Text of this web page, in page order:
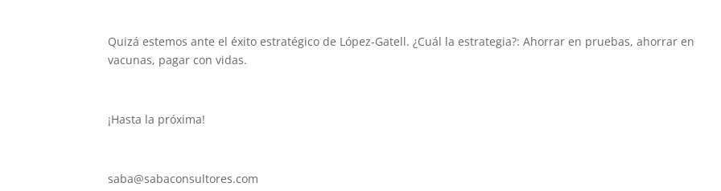
Quizá estemos ante el éxito estratégico de López-Gatell. ¿Cuál la estrategia?: Ahorrar en pruebas, ahorrar en
vacunas, pagar con vidas.
¡Hasta la próxima!
saba@sabaconsultores.com